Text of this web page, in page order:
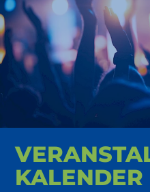
KALENDER